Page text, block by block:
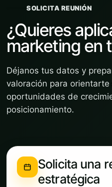
SOLICITA REUNIÓN
¿Quieres
marketing en
Déjanos tus datos y
valoración para
oportunidades de
posicionamiento.
Solicita una
estratégica